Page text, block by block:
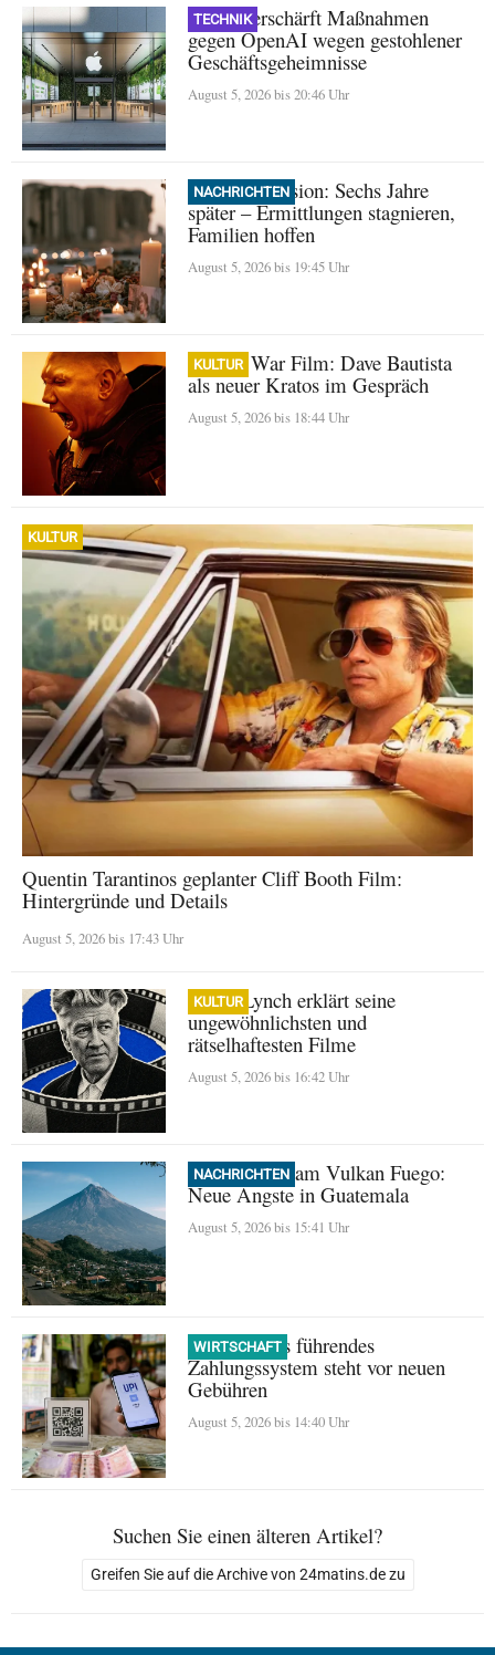
TECHNIK
Apple verschärft Maßnahmen
gegen OpenAI wegen gestohlener
Geschäftsgeheimnisse
August 5, 2026 bis 20:46 Uhr
NACHRICHTEN
Beirut Explosion: Sechs Jahre
später – Ermittlungen stagnieren,
Familien hoffen
August 5, 2026 bis 19:45 Uhr
KULTUR
God of War Film: Dave Bautista
als neuer Kratos im Gespräch
August 5, 2026 bis 18:44 Uhr
KULTUR
Quentin Tarantinos geplanter Cliff Booth Film:
Hintergründe und Details
August 5, 2026 bis 17:43 Uhr
KULTUR
David Lynch erklärt seine
ungewöhnlichsten und
rätselhaftesten Filme
August 5, 2026 bis 16:42 Uhr
NACHRICHTEN
Evakuierung am Vulkan Fuego:
Neue Ängste in Guatemala
August 5, 2026 bis 15:41 Uhr
WIRTSCHAFT
UPI: Indiens führendes
Zahlungssystem steht vor neuen
Gebühren
August 5, 2026 bis 14:40 Uhr
Suchen Sie einen älteren Artikel?
Greifen Sie auf die Archive von 24matins.de zu